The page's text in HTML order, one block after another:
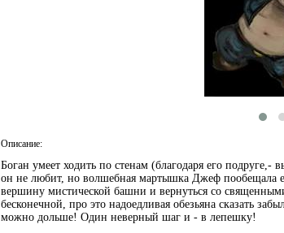
Описание:
Боган умеет ходить по стенам (благодаря его подруге,-
он не любит, но волшебная мартышка Джеф пообещала
вершину мистической башни и вернуться со
бесконечной, про это надоедливая обезьяна сказать
можно дольше! Один неверный шаг и - в лепешку!